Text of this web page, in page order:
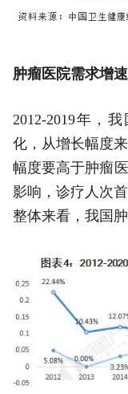
肿瘤医院需求增
2012-2019年，
化，从增长幅度
幅度要高于肿瘤
影响，诊疗人次
整体来看，我国